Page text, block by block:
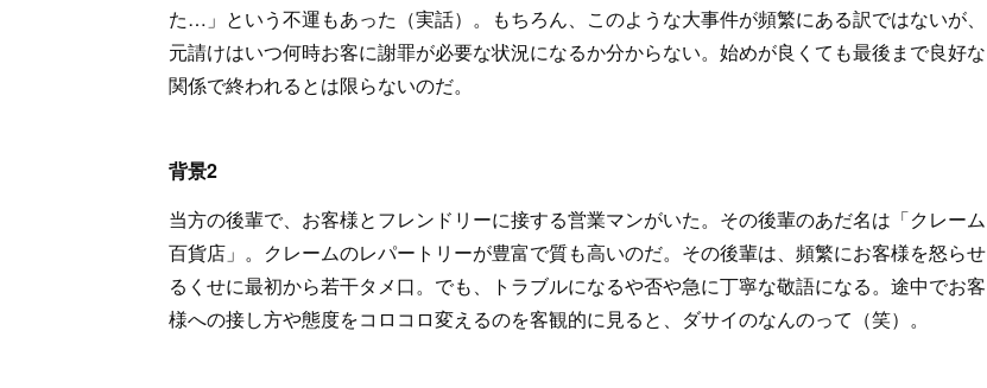
た…」という不運もあった（実話）。もちろん、このような大事件が頻繁にある訳ではないが、
元請けはいつ何時お客に謝罪が必要な状況になるか分からない。始めが良くても最後まで良好な
関係で終われるとは限らないのだ。
背景2
当方の後輩で、お客様とフレンドリーに接する営業マンがいた。その後輩のあだ名は「クレーム
百貨店」。クレームのレパートリーが豊富で質も高いのだ。その後輩は、頻繁にお客様を怒らせ
るくせに最初から若干タメ口。でも、トラブルになるや否や急に丁寧な敬語になる。途中でお客
様への接し方や態度をコロコロ変えるのを客観的に見ると、ダサイのなんのって（笑）。